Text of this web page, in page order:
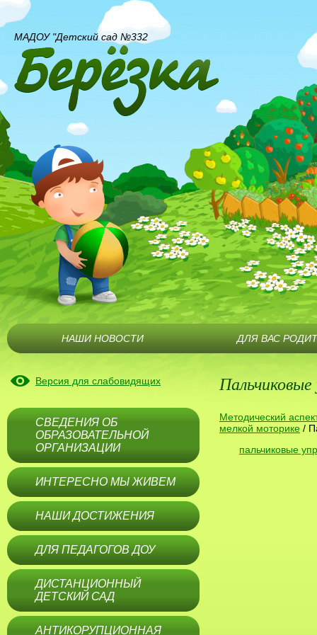
Версия для слабовидящих
СВЕДЕНИЯ ОБ
ОБРАЗОВАТЕЛЬНОЙ
ОРГАНИЗАЦИИ
ИНТЕРЕСНО МЫ ЖИВЕМ
НАШИ ДОСТИЖЕНИЯ
ДЛЯ ПЕДАГОГОВ ДОУ
ДИСТАНЦИОННЫЙ
ДЕТСКИЙ САД
АНТИКОРУПЦИОННАЯ
Методический
мелкой моторике /
пальчиковые
МАДОУ "Детский сад №332
НАШИ НОВОСТИ ДЛЯ ВАС